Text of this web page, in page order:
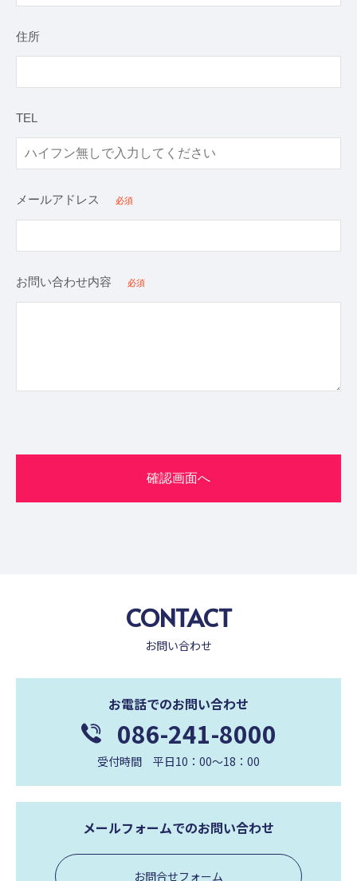
住所
TEL
メールアドレス 必須
お問い合わせ内容 必須
CONTACT
お問い合わせ
お電話でのお問い合わせ
086-241-8000
受付時間 平日10：00〜18：00
メールフォームでのお問い合わせ
お問合せフォーム